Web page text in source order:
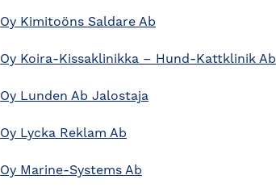
Oy Kimitoöns Saldare Ab
Oy Koira-Kissaklinikka – Hund-Kattklinik Ab
Oy Lunden Ab Jalostaja
Oy Lycka Reklam Ab
Oy Marine-Systems Ab